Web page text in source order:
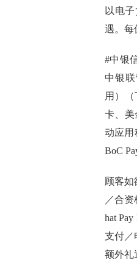
以电
遇。每
#中银
中银联
用）
卡、美
动应用
BoC
顾客
／合
hat
支付／
额外礼